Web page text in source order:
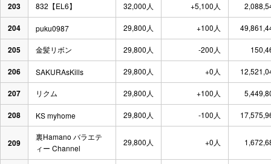
203 832【EL6】 32,000人 +5,100人
204 puku0987 29,800人 +100人
205 金髪リボン 29,800人 -200人
206 SAKURAsKills 29,800人 +0人
207 リクム 29,800人 +100人
208 KS myhome 29,800人 -100人
209
裏Hamano バラエテ
ィー Channel
29,800人 +0人